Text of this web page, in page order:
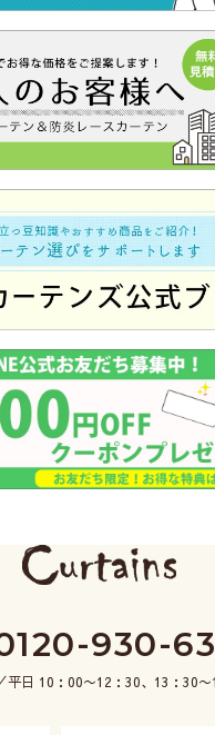
930-
平日 10：00〜12：30、13：30〜